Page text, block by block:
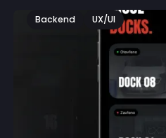
Backend UX/UI